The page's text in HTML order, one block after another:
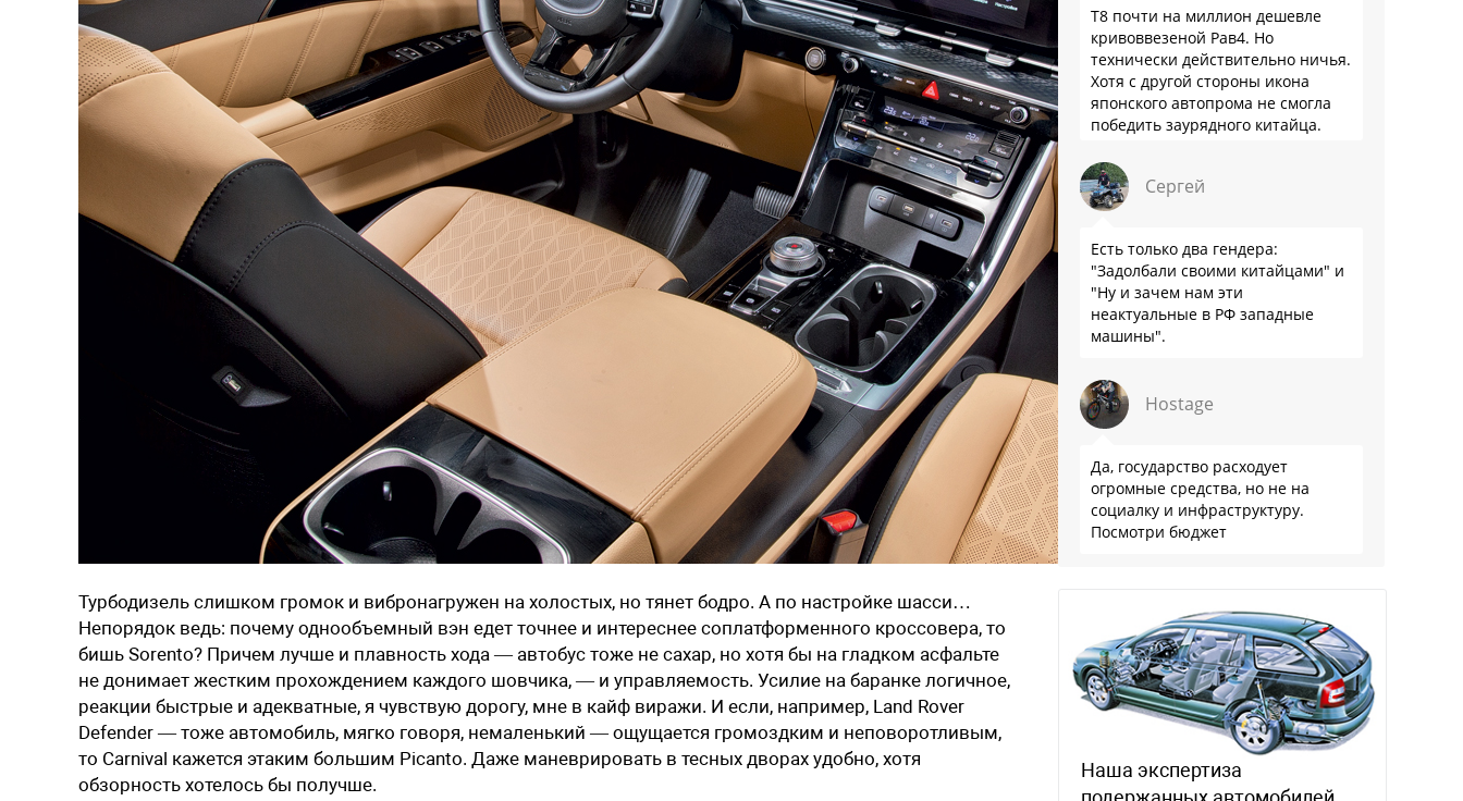
Турбодизель слишком громок и вибронагружен на холостых, но тянет бодро. А по настройке шасси…
Непорядок ведь: почему однообъемный вэн едет точнее и интереснее соплатформенного кроссовера, то
бишь Sorento? Причем лучше и плавность хода — автобус тоже не сахар, но хотя бы на гладком асфальте
не донимает жестким прохождением каждого шовчика, — и управляемость. Усилие на баранке логичное,
реакции быстрые и адекватные, я чувствую дорогу, мне в кайф виражи. И если, например, Land Rover
Defender — тоже автомобиль, мягко говоря, немаленький — ощущается громоздким и неповоротливым,
то Carnival кажется этаким большим Picanto. Даже маневрировать в тесных дворах удобно, хотя
обзорность хотелось бы получше.
Т8 почти на миллион дешевле
кривоввезеной Рав4. Но
технически действительно ничья.
Хотя с другой стороны икона
японского автопрома не смогла
победить заурядного китайца.
Сергей
Есть только два гендера:
"Задолбали своими китайцами" и
"Ну и зачем нам эти
неактуальные в РФ западные
машины".
Hostage
Да, государство расходует
огромные средства, но не на
социалку и инфраструктуру.
Посмотри бюджет
Наша экспертиза